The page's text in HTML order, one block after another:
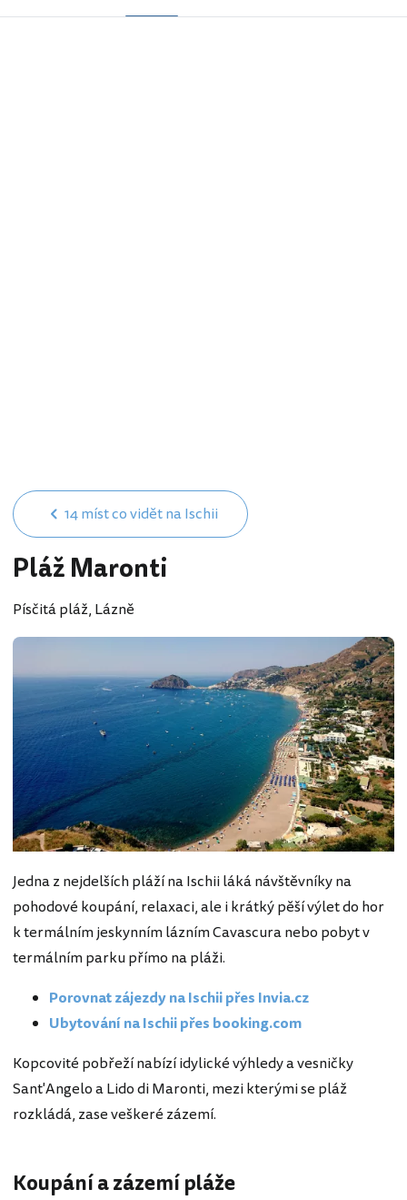
14 míst co vidět na Ischii
Pláž Maronti
Písčitá pláž, Lázně
Jedna z nejdelších pláží na Ischii láká návštěvníky na
pohodové koupání, relaxaci, ale i krátký pěší výlet do hor
k termálním jeskynním lázním Cavascura nebo pobyt v
termálním parku přímo na pláži.
Porovnat zájezdy na Ischii přes Invia.cz
Ubytování na Ischii přes booking.com
Kopcovité pobřeží nabízí idylické výhledy a vesničky
Sant'Angelo a Lido di Maronti, mezi kterými se pláž
rozkládá, zase veškeré zázemí.
Koupání a zázemí pláže